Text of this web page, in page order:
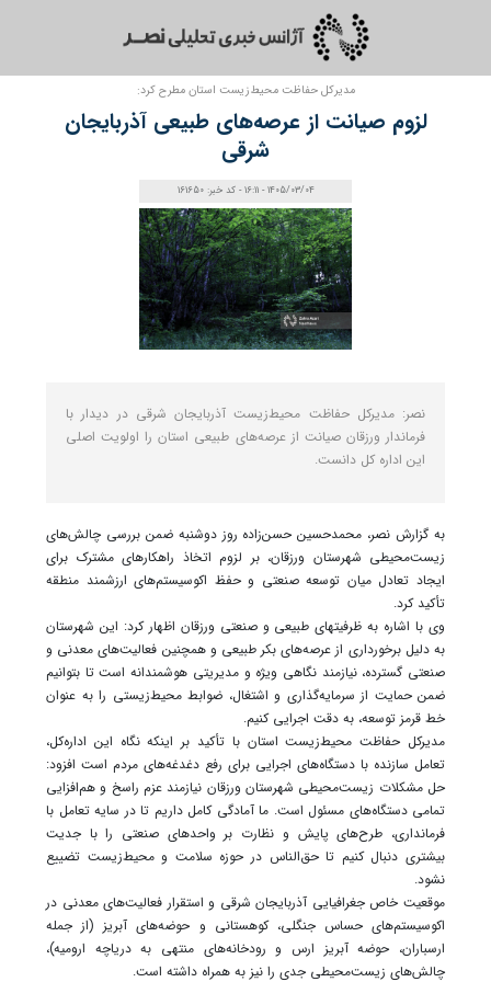
مدیرکل حفاظت محیط‌زیست استان مطرح کرد:
لزوم صیانت از عرصه‌های طبیعی آذربایجان
شرقی
1405/03/04 - 16:11 - کد خبر: 161650
نصر: مدیرکل حفاظت محیط‌زیست آذربایجان‌ شرقی در دیدار با
فرماندار ورزقان صیانت از عرصه‌های طبیعی استان را اولویت اصلی
این اداره کل دانست.
به گزارش نصر، محمدحسین حسن‌زاده روز دوشنبه ضمن بررسی چالش‌های
زیست‌محیطی شهرستان ورزقان، بر لزوم اتخاذ راهکارهای مشترک برای
ایجاد تعادل میان توسعه صنعتی و حفظ اکوسیستم‌های ارزشمند منطقه
تأکید کرد.
وی با اشاره به ظرفیتهای طبیعی و صنعتی ورزقان اظهار کرد: این شهرستان
به دلیل برخورداری از عرصه‌های بکر طبیعی و همچنین فعالیت‌های معدنی و
صنعتی گسترده، نیازمند نگاهی ویژه و مدیریتی هوشمندانه است تا بتوانیم
ضمن حمایت از سرمایه‌گذاری و اشتغال، ضوابط محیط‌زیستی را به عنوان
خط قرمز توسعه، به دقت اجرایی کنیم.
مدیرکل حفاظت محیط‌زیست استان با تأکید بر اینکه نگاه این اداره‌کل،
تعامل سازنده با دستگاه‌های اجرایی برای رفع دغدغه‌های مردم است افزود:
حل مشکلات زیست‌محیطی شهرستان ورزقان نیازمند عزم راسخ و هم‌افزایی
تمامی دستگاه‌های مسئول است. ما آمادگی کامل داریم تا در سایه تعامل با
فرمانداری، طرح‌های پایش و نظارت بر واحدهای صنعتی را با جدیت
بیشتری دنبال کنیم تا حق‌الناس در حوزه سلامت و محیط‌زیست تضییع
نشود.
موقعیت خاص جغرافیایی آذربایجان شرقی و استقرار فعالیت‌های معدنی در
اکوسیستم‌های حساس جنگلی، کوهستانی و حوضه‌های آبریز (از جمله
ارسباران، حوضه آبریز ارس و رودخانه‌های منتهی به دریاچه ارومیه)،
چالش‌های زیست‌محیطی جدی را نیز به همراه داشته است.